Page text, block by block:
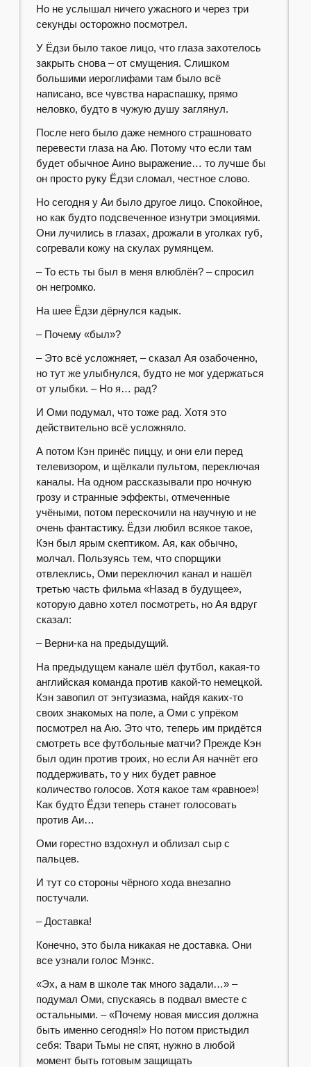
Но не услышал ничего ужасного и через три
секунды осторожно посмотрел.
У Ёдзи было такое лицо, что глаза захотелось
закрыть снова – от смущения. Слишком
большими иероглифами там было всё
написано, все чувства нараспашку, прямо
неловко, будто в чужую душу заглянул.
После него было даже немного страшновато
перевести глаза на Аю. Потому что если там
будет обычное Аино выражение… то лучше бы
он просто руку Ёдзи сломал, честное слово.
Но сегодня у Аи было другое лицо. Спокойное,
но как будто подсвеченное изнутри эмоциями.
Они лучились в глазах, дрожали в уголках губ,
согревали кожу на скулах румянцем.
– То есть ты был в меня влюблён? – спросил
он негромко.
На шее Ёдзи дёрнулся кадык.
– Почему «был»?
– Это всё усложняет, – сказал Ая озабоченно,
но тут же улыбнулся, будто не мог удержаться
от улыбки. – Но я… рад?
И Оми подумал, что тоже рад. Хотя это
действительно всё усложняло.
А потом Кэн принёс пиццу, и они ели перед
телевизором, и щёлкали пультом, переключая
каналы. На одном рассказывали про ночную
грозу и странные эффекты, отмеченные
учёными, потом перескочили на научную и не
очень фантастику. Ёдзи любил всякое такое,
Кэн был ярым скептиком. Ая, как обычно,
молчал. Пользуясь тем, что спорщики
отвлеклись, Оми переключил канал и нашёл
третью часть фильма «Назад в будущее»,
которую давно хотел посмотреть, но Ая вдруг
сказал:
– Верни-ка на предыдущий.
На предыдущем канале шёл футбол, какая-то
английская команда против какой-то немецкой.
Кэн завопил от энтузиазма, найдя каких-то
своих знакомых на поле, а Оми с упрёком
посмотрел на Аю. Это что, теперь им придётся
смотреть все футбольные матчи? Прежде Кэн
был один против троих, но если Ая начнёт его
поддерживать, то у них будет равное
количество голосов. Хотя какое там «равное»!
Как будто Ёдзи теперь станет голосовать
против Аи…
Оми горестно вздохнул и облизал сыр с
пальцев.
И тут со стороны чёрного хода внезапно
постучали.
– Доставка!
Конечно, это была никакая не доставка. Они
все узнали голос Мэнкс.
«Эх, а нам в школе так много задали…» –
подумал Оми, спускаясь в подвал вместе с
остальными. – «Почему новая миссия должна
быть именно сегодня!» Но потом пристыдил
себя: Твари Тьмы не спят, нужно в любой
момент быть готовым защищать